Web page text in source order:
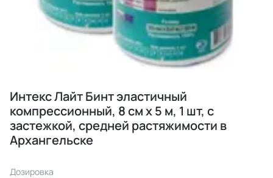
Интекс Лайт Бинт эластичный
компрессионный, 8 см х 5 м, 1 шт, с
застежкой, средней растяжимости в
Архангельске
Дозировка